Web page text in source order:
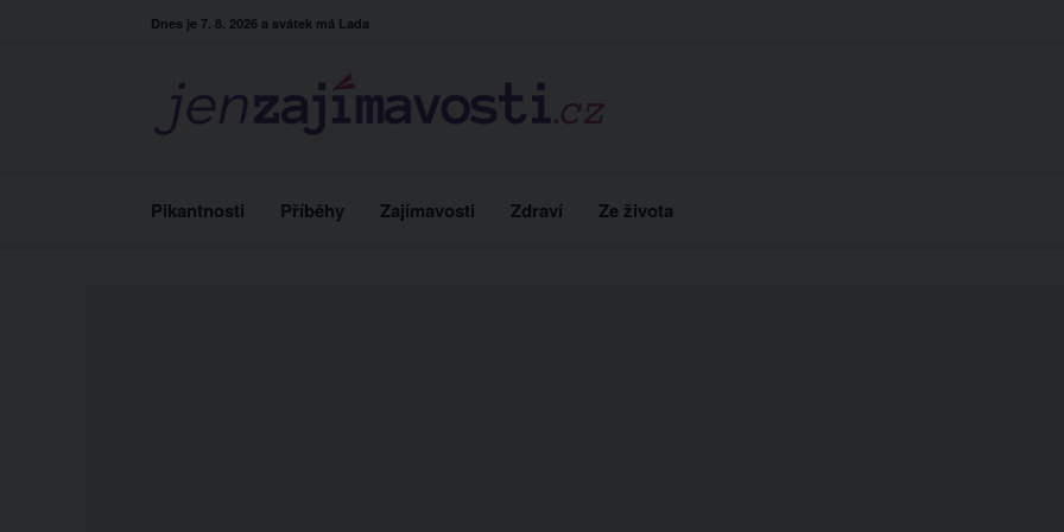
Dnes je 7. 8. 2026 a svátek má Lada
Pikantnosti Příběhy Zajímavosti Zdraví Ze života